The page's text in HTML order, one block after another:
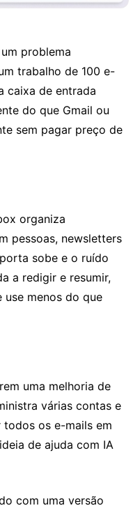
problema
trabalho de 100 e-
caixa de entrada
do que Gmail ou
sem pagar preço de
organiza
pessoas, newsletters
sobe e o ruído
a redigir e resumir,
menos do que
uma melhoria de
várias contas e
os e-mails em
de ajuda com IA
com uma versão